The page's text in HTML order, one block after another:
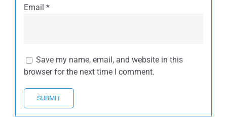
Email *
Save my name, email, and website in this
browser for the next time I comment.